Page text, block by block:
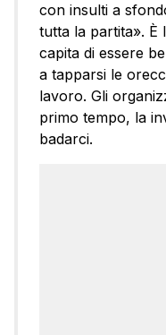
con insulti a
tutta la partita». È
capita di essere
a tapparsi le
lavoro. Gli
primo tempo, la
badarci.